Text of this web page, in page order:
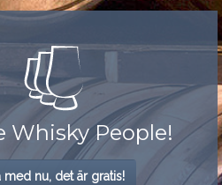
Whisky People!
med nu, det är gratis!